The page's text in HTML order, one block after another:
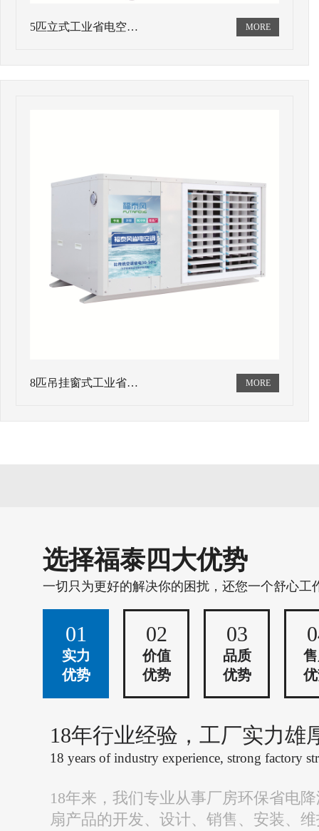
5匹立式工业省电空…
8匹吊挂窗式工业省…
选择福泰四大优势
一切只为更好的解决你的困扰，还您一个舒心工
01
实力
优势
02
价值
优势
03
品质
优势
18年行业经验，工厂实力雄
18 years of industry experience, strong factory
18年来，我们专业从事厂房环保省电
扇产品的开发、设计、销售、安装、